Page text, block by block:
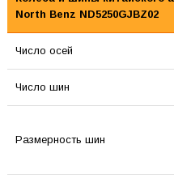
North Benz ND5250GJBZ02
Число осей
Число шин
Размерность шин